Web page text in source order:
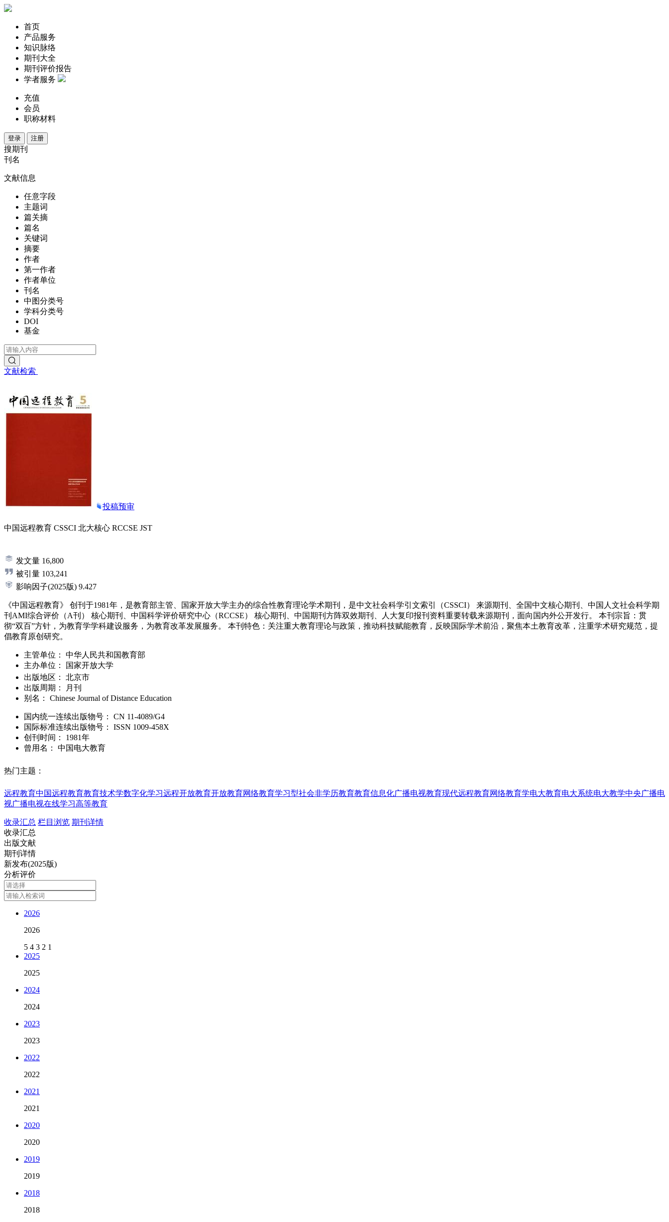
首页
产品服务
知识脉络
期刊大全
期刊评价报告
学者服务
充值
会员
职称材料
登录 注册
搜期刊
刊名
文献信息
任意字段
主题词
篇关摘
篇名
关键词
摘要
作者
第一作者
作者单位
刊名
中图分类号
学科分类号
DOI
基金
文献检索
投稿预审
中国远程教育 CSSCI 北大核心 RCCSE JST
发文量 16,800
被引量 103,241
影响因子(2025版) 9.427
《中国远程教育》 创刊于1981年，是教育部主管、国家开放大学主办的综合性教育理论学术期刊，是中文社会科学引文索引（CSSCI） 来源期刊、全国中文核心期刊、中国人文社会科学期
刊AMI综合评价（A刊） 核心期刊、中国科学评价研究中心（RCCSE） 核心期刊、中国期刊方阵双效期刊、人大复印报刊资料重要转载来源期刊，面向国内外公开发行。 本刊宗旨：贯
彻“双百”方针，为教育学学科建设服务，为教育改革发展服务。 本刊特色：关注重大教育理论与政策，推动科技赋能教育，反映国际学术前沿，聚焦本土教育改革，注重学术研究规范，提
倡教育原创研究。
主管单位：
中华人民共和国教育部
主办单位：
国家开放大学
出版地区：
北京市
出版周期：
月刊
别名：
Chinese Journal of Distance Education
国内统一连续出版物号： CN 11-4089/G4
国际标准连续出版物号 ： ISSN 1009-458X
创刊时间：
1981年
曾用名：
中国电大教育
热门主题：
远程教育中国远程教育教育技术学数字化学习远程开放教育开放教育网络教育学习型社会非学历教育教育信息化广播电视教育现代远程教育网络教育学电大教育电大系统电大教学中央广播电
视广播电视在线学习高等教育
收录汇总 栏目浏览 期刊详情
收录汇总
出版文献
期刊详情
新发布(2025版)
分析评价
2026
2026
5 4 3 2 1
2025
2025
2024
2024
2023
2023
2022
2022
2021
2021
2020
2020
2019
2019
2018
2018